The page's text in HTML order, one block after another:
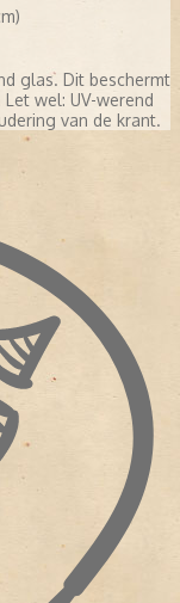
glas. Dit beschermt
wel: UV-werend
van de krant.